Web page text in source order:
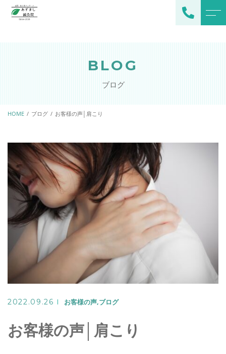
当院について
メインメニュー
よくある質問
お知らせ
ご予約・お問い合わせ
080-2378-0529
Warning
: Undefined variable
/home/seiya1989/
BLOG
ブログ
HOME ブログ お客様の声│肩こり
2022.09.26 お客様の声 ブログ
お客様の声│肩こり